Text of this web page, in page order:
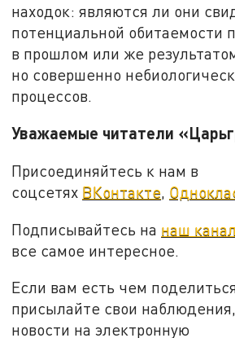
находок: являются ли они
потенциальной обитаемости
в прошлом или же
но совершенно
процессов.
Уважаемые читатели
Присоединяйтесь к нам в
соцсетях ВКонтакте,
Подписывайтесь на наш канал
все самое интересное.
Если вам есть чем
присылайте свои
новости на электронную